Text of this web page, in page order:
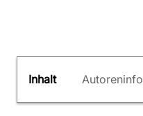
Inhalt Autoreninfo